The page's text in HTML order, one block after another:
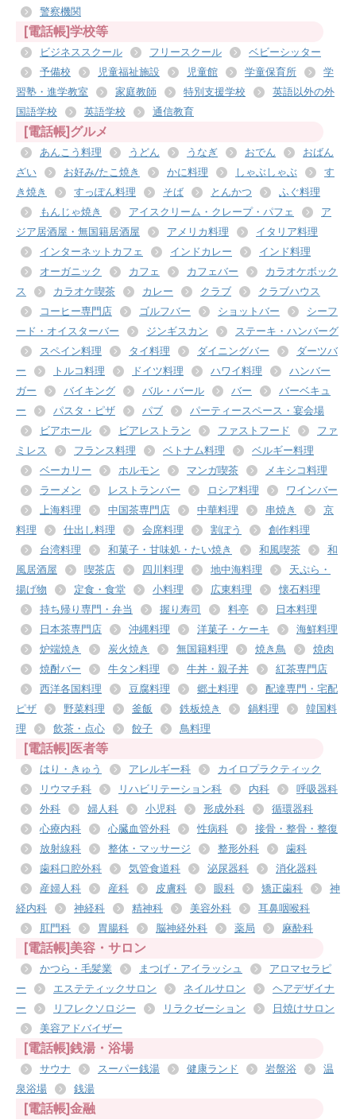
警察機関
[電話帳]学校等
ビジネススクール フリースクール
ベビーシッター
予備校
児童福祉施設 児童館 学童保育所
学
習塾・進学教室
家庭教師 特別支援学校
英語以外の外
国語学校
英語学校 通信教育
[電話帳]グルメ
あんこう料理 うどん うなぎ おでん
おばん
ざい
お好み/たこ焼き かに料理 しゃぶしゃぶ
す
き焼き
すっぽん料理 そば とんかつ
ふぐ料理
もんじゃ焼き
アイスクリーム・クレープ・パフェ
ア
ジア居酒屋・無国籍居酒屋
アメリカ料理
イタリア料理
インターネットカフェ
インドカレー
インド料理
オーガニック
カフェ カフェバー
カラオケボック
ス
カラオケ喫茶 カレー クラブ
クラブハウス
コーヒー専門店
ゴルフバー ショットバー
シーフ
ード・オイスターバー
ジンギスカン
ステーキ・ハンバーグ
スペイン料理
タイ料理 ダイニングバー
ダーツバ
ー
トルコ料理 ドイツ料理 ハワイ料理
ハンバー
ガー
バイキング バル・バール バー
バーベキュ
ー
パスタ・ピザ パブ
パーティースペース・宴会場
ビアホール
ビアレストラン ファストフード
ファ
ミレス
フランス料理 ベトナム料理
ベルギー料理
ベーカリー
ホルモン マンガ喫茶
メキシコ料理
ラーメン
レストランバー ロシア料理
ワインバー
上海料理
中国茶専門店 中華料理 串焼き
京
料理
仕出し料理 会席料理 割ぽう
創作料理
台湾料理
和菓子・甘味処・たい焼き 和風喫茶
和
風居酒屋
喫茶店 四川料理 地中海料理
天ぷら・
揚げ物
定食・食堂 小料理 広東料理
懐石料理
持ち帰り専門・弁当
握り寿司 料亭
日本料理
日本茶専門店
沖縄料理 洋菓子・ケーキ
海鮮料理
炉端焼き
炭火焼き 無国籍料理 焼き鳥
焼肉
焼酎バー
牛タン料理 牛丼・親子丼
紅茶専門店
西洋各国料理
豆腐料理 郷土料理
配達専門・宅配
ピザ
野菜料理 釜飯 鉄板焼き 鍋料理
韓国料
理
飲茶・点心 餃子 鳥料理
[電話帳]医者等
はり・きゅう アレルギー科
カイロプラクティック
リウマチ科
リハビリテーション科 内科
呼吸器科
外科
婦人科 小児科 形成外科
循環器科
心療内科
心臓血管外科 性病科
接骨・整骨・整復
放射線科
整体・マッサージ 整形外科
歯科
歯科口腔外科
気管食道科 泌尿器科
消化器科
産婦人科
産科 皮膚科 眼科 矯正歯科
神
経内科
神経科 精神科 美容外科
耳鼻咽喉科
肛門科
胃腸科 脳神経外科 薬局 麻酔科
[電話帳]美容・サロン
かつら・毛髪業 まつげ・アイラッシュ
アロマセラピ
ー
エステティックサロン ネイルサロン
ヘアデザイナ
ー
リフレクソロジー リラクゼーション
日焼けサロン
美容アドバイザー
[電話帳]銭湯・浴場
サウナ スーパー銭湯 健康ランド 岩盤浴
温
泉浴場
銭湯
[電話帳]金融